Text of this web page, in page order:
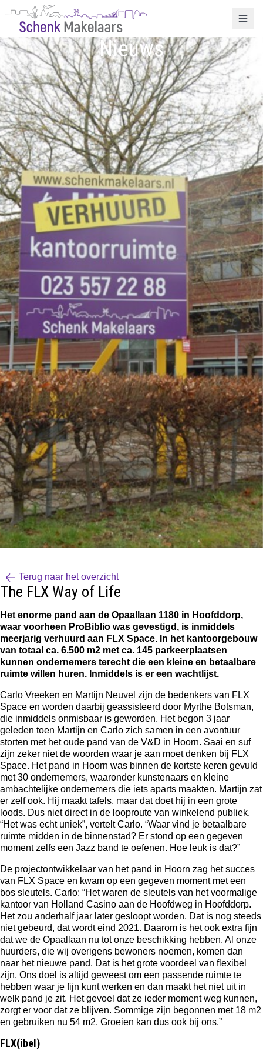
Nieuws
Terug naar het overzicht
The FLX Way of Life
Het enorme pand aan de Opaallaan 1180 in Hoofddorp,
waar voorheen ProBiblio was gevestigd, is inmiddels
meerjarig verhuurd aan FLX Space. In het kantoorgebouw
van totaal ca. 6.500 m2 met ca. 145 parkeerplaatsen
kunnen ondernemers terecht die een kleine en betaalbare
ruimte willen huren. Inmiddels is er een wachtlijst.
Carlo Vreeken en Martijn Neuvel zijn de bedenkers van FLX
Space en worden daarbij geassisteerd door Myrthe Botsman,
die inmiddels onmisbaar is geworden. Het begon 3 jaar
geleden toen Martijn en Carlo zich samen in een avontuur
storten met het oude pand van de V&D in Hoorn. Saai en suf
zijn zeker niet de woorden waar je aan moet denken bij FLX
Space. Het pand in Hoorn was binnen de kortste keren gevuld
met 30 ondernemers, waaronder kunstenaars en kleine
ambachtelijke ondernemers die iets aparts maakten. Martijn zat
er zelf ook. Hij maakt tafels, maar dat doet hij in een grote
loods. Dus niet direct in de looproute van winkelend publiek.
“Het was echt uniek”, vertelt Carlo. “Waar vind je betaalbare
ruimte midden in de binnenstad? Er stond op een gegeven
moment zelfs een Jazz band te oefenen. Hoe leuk is dat?”
De projectontwikkelaar van het pand in Hoorn zag het succes
van FLX Space en kwam op een gegeven moment met een
bos sleutels. Carlo: “Het waren de sleutels van het voormalige
kantoor van Holland Casino aan de Hoofdweg in Hoofddorp.
Het zou anderhalf jaar later gesloopt worden. Dat is nog steeds
niet gebeurd, dat wordt eind 2021. Daarom is het ook extra fijn
dat we de Opaallaan nu tot onze beschikking hebben. Al onze
huurders, die wij overigens bewoners noemen, komen dan
naar het nieuwe pand. Dat is het grote voordeel van flexibel
zijn. Ons doel is altijd geweest om een passende ruimte te
hebben waar je fijn kunt werken en dan maakt het niet uit in
welk pand je zit. Het gevoel dat ze ieder moment weg kunnen,
zorgt er voor dat ze blijven. Sommige zijn begonnen met 18 m2
en gebruiken nu 54 m2. Groeien kan dus ook bij ons.”
FLX(ibel)